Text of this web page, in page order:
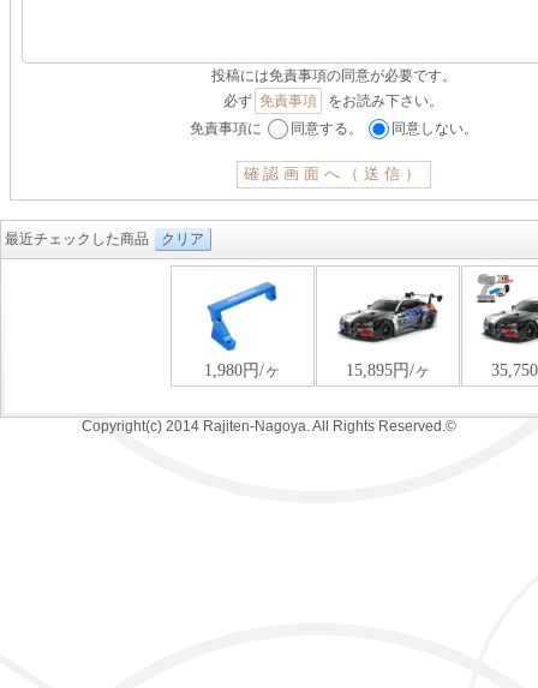
投稿には免責事項の同意が必要です。
必ず 免責事項
をお読み下さい。
免責事項に
同意する。 同意しない。
最近チェックした商品 クリア
Copyright(c) 2014 Rajiten-Nagoya. All Rights Reserved.©